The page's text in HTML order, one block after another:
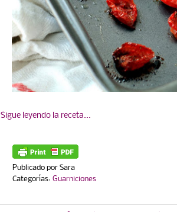
Sigue leyendo la receta...
Publicado por Sara
Categorías: Guarniciones